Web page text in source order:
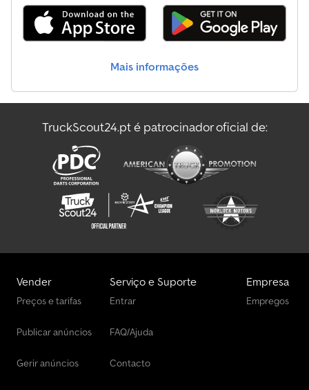
Ford Transit Kombi Autocarros
Ford Transit Nugget
Ford Transit Nugget Caravanas / Autocaravanas
Ford Transit Veículos Municipais / Especiais
Ford Transportadores
Mais informações
TruckScout24.pt é patrocinador oficial de:
Vender
Preços e tarifas
Publicar anúncios
Gerir anúncios
Serviço e Suporte
Entrar
FAQ/Ajuda
Contacto
Empresa
Empregos